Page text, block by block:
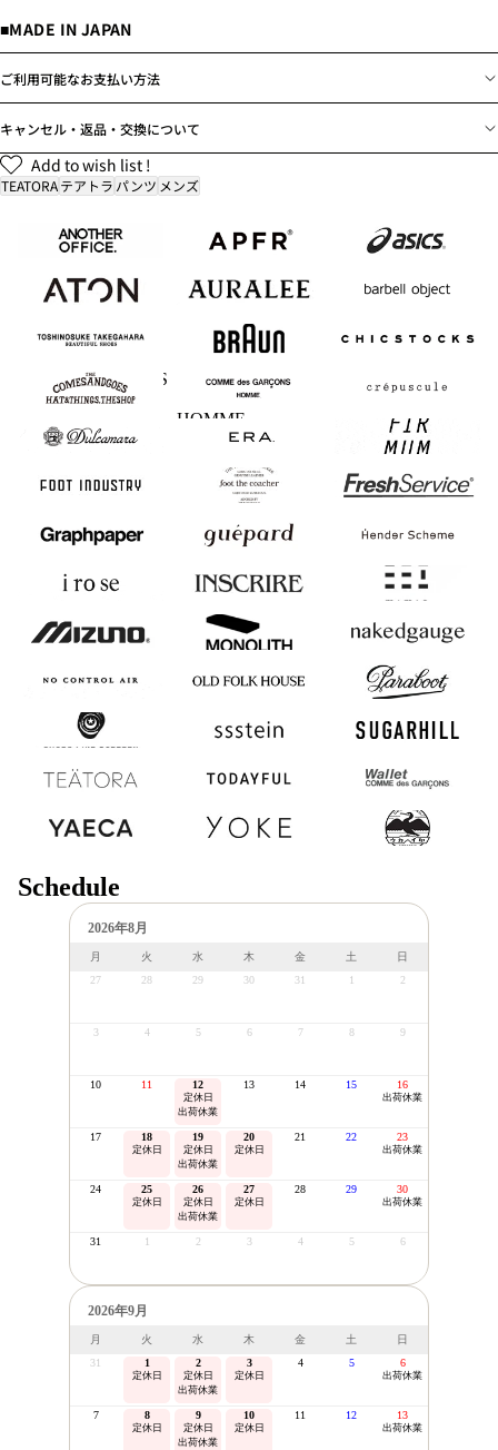
■MADE IN JAPAN
ご利用可能なお支払い方法
キャンセル・返品・交換について
Add to wish list !
TEATORAテアトラ パンツ メンズ
ANOTHER
OFFICE
APFR
ATON AURALEE barbell object
BEAUTIFUL
SHOES
BRAUN
COMESANDGOES
COMME des
GARCONS
HOMME
crepuscule
Dulcamara FIRMUM
FOOT INDUSTRY foot the coacher FreshService
Graphpaper guepard Hender Scheme
INSCRIRE
MIZUNO MONOLITH nakedgauge
OLD FOLK
HOUSE
Paraboot
SHOES LIKE
POTTERY
ssstein SUGARHILL
TEATORA TODAYFUL
Wallet COMME des
GARCONS
YAECA
YOKE 浅野商店
Schedule
2026年8月
月 火 水 木 金 土
日
27
28 29 30 31 1 2
3 4 5 6 7 8 9
10 11 12
定休日
出荷休業
13 14 15 16
出荷休業
17 18
定休日
19
定休日
出荷休業
20
定休日
21 22 23
出荷休業
24 25
定休日
26
定休日
出荷休業
27
定休日
28 29 30
出荷休業
31 1 2 3 4 5 6
2026年9月
月 火 水 木 金 土
日
31
1
定休日
2
定休日
出荷休業
3
定休日
4 5 6
出荷休業
7 8
定休日
9
定休日
出荷休業
10
定休日
11 12 13
出荷休業